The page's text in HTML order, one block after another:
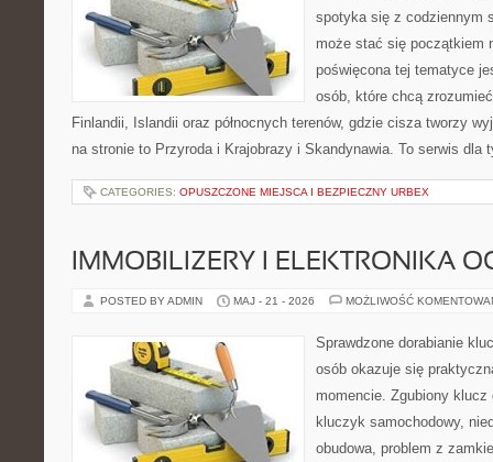
spotyka się z codziennym
może stać się początkiem
poświęcona tej tematyce
osób, które chcą
Finlandii, Islandii oraz północnych terenów, gdzie cisza tworzy
na stronie to Przyroda i Krajobrazy i Skandynawia. To serwis
CATEGORIES: OPUSZCZONE MIEJSCA I BEZPIECZNY URBEX
IMMOBILIZERY I ELEKTRONIKA
POSTED BY ADMIN MAJ - 21 - 2026 MOŻLIWOŚĆ
Sprawdzone dorabianie
osób okazuje się
momencie. Zgubiony
kluczyk samochodowy,
obudowa, problem z